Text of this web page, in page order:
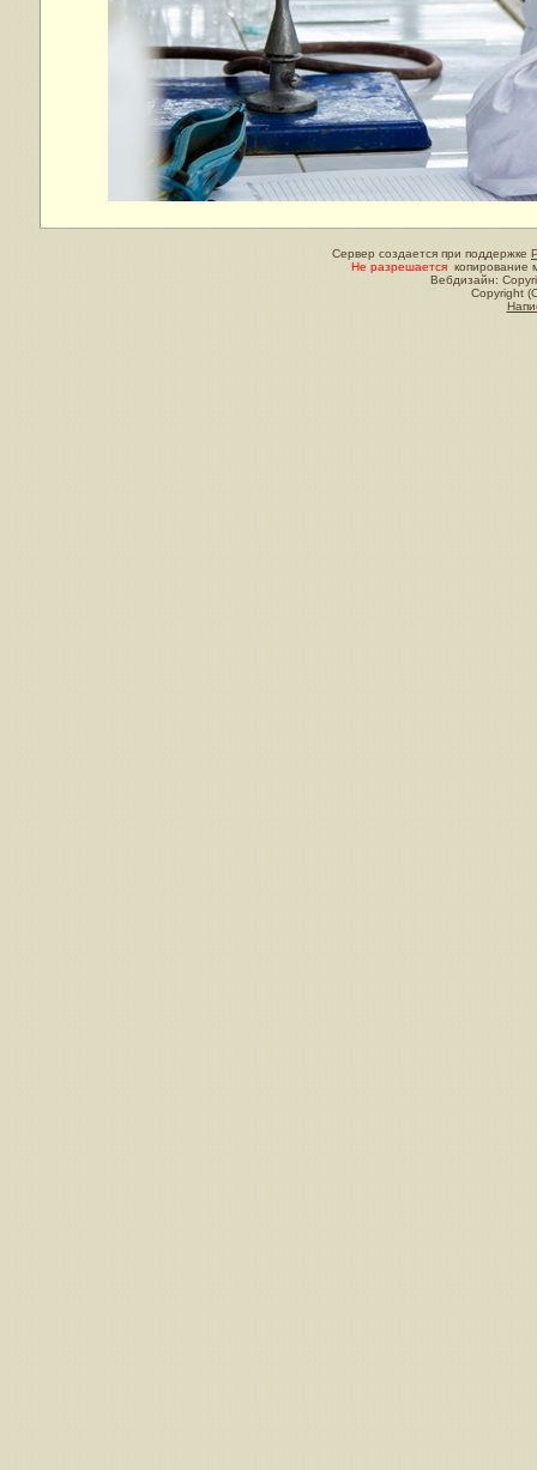
Сервер создается при поддержке
Не разрешается копирование
Вебдизайн:
Copyright